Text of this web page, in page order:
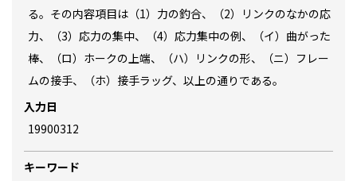
る。その内容項目は（1）力の釣合、（2）リンクのなかの応
力、（3）応力の集中、（4）応力集中の例、（イ）曲がった
棒、（ロ）ホークの上端、（ハ）リンクの形、（ニ）フレー
ムの接手、（ホ）接手ラッグ、以上の通りである。
入力日
19900312
キーワード